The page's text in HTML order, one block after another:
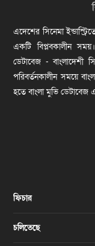
এদেশের সিনেমা
একটি বিপ্লবকালীন
ডেটাবেজ - বাংলাদেশী
পরিবর্তনকালীন সময়ে
হতে বাংলা মুভি ডেটাবেজ
ফিচার
চলিতেছে